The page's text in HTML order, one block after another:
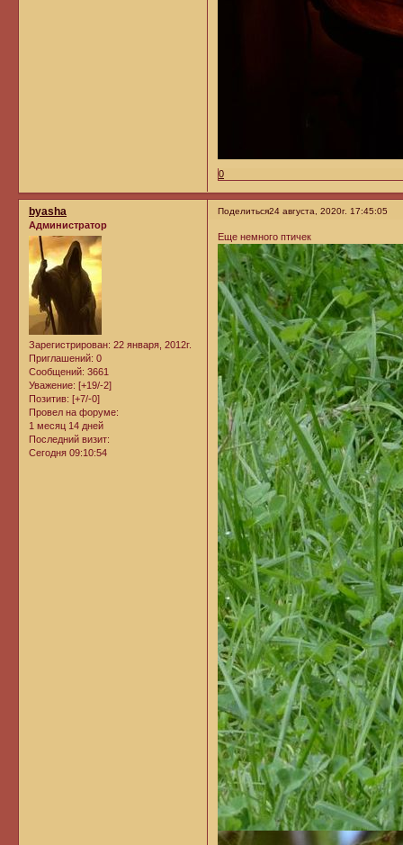
0
Поделиться24 августа, 2020г. 17:45:05
byasha
Администратор
Зарегистрирован: 22 января, 2012г.
Приглашений: 0
Сообщений: 3661
Уважение: [+19/-2]
Позитив: [+7/-0]
Провел на форуме:
1 месяц 14 дней
Последний визит:
Сегодня 09:10:54
Еще немного птичек